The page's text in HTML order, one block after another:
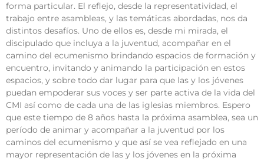
forma particular. El reflejo, desde la representatividad, el
trabajo entre asambleas, y las temáticas abordadas, nos da
distintos desafíos. Uno de ellos es, desde mi mirada, el
discipulado que incluya a la juventud, acompañar en el
camino del ecumenismo brindando espacios de formación y
encuentro, invitando y animando la participación en estos
espacios, y sobre todo dar lugar para que las y los jóvenes
puedan empoderar sus voces y ser parte activa de la vida del
CMI así como de cada una de las iglesias miembros. Espero
que este tiempo de 8 años hasta la próxima asamblea, sea un
período de animar y acompañar a la juventud por los
caminos del ecumenismo y que así se vea reflejado en una
mayor representación de las y los jóvenes en la próxima